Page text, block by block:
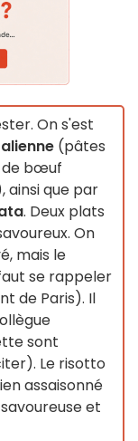
On s'est
(pâtes
de bœuf
ainsi que par
. Deux plats
On
mais le
se rappeler
de Paris). Il
sont
Le risotto
assaisonné
et